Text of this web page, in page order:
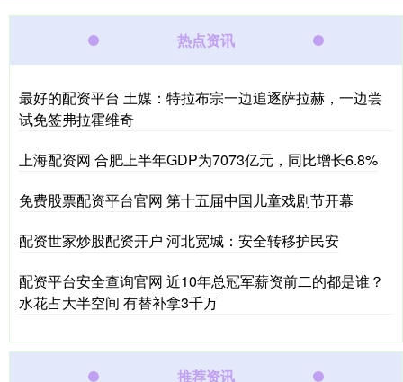
热点资讯
最好的配资平台 土媒：特拉布宗一边追逐萨拉赫，一边尝
试免签弗拉霍维奇
上海配资网 合肥上半年GDP为7073亿元，同比增长6.8%
免费股票配资平台官网 第十五届中国儿童戏剧节开幕
配资世家炒股配资开户 河北宽城：安全转移护民安
配资平台安全查询官网 近10年总冠军薪资前二的都是谁？
水花占大半空间 有替补拿3千万
推荐资讯